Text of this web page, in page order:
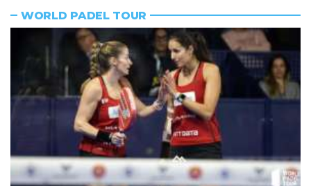
WORLD PADEL TOUR